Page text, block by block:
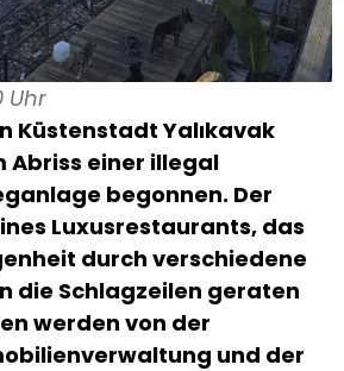
Uhr
Küstenstadt Yalıkavak
Abriss einer illegal
begonnen. Der
Luxusrestaurants, das
durch verschiedene
die Schlagzeilen geraten
werden von der
und der